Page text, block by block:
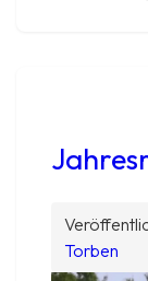
Torben